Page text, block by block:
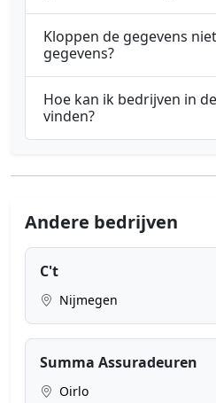
Kloppen de gegevens
gegevens?
Hoe kan ik bedrijven in
vinden?
Andere bedrijven
C't
Nijmegen
Summa Assuradeuren
Oirlo